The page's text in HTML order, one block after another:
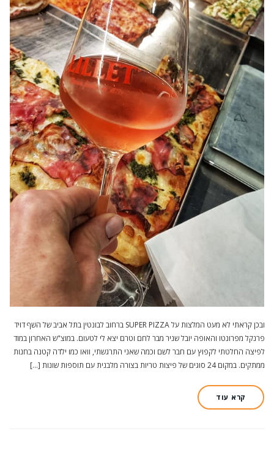
ובכן קראתי לא מעט המלצות על SUPER PIZZA ברחוב לבונטין בתל אביב של השף דויד
פרנקל מפרונטו והאופה יובל שניר מבר לחם וטרם יצא לי לטעום. במוצ"ש האחרון במוד
לפיצה החלטתי לקפוץ עם חבר לשם וכמה שאני התרגשתי, וואו כמו ילדה קטנה בחנות
ממתקים. במקום 24 סוגים של פיצות טריות בצורה מלבנית עם תוספות שונות […]
קרא עוד